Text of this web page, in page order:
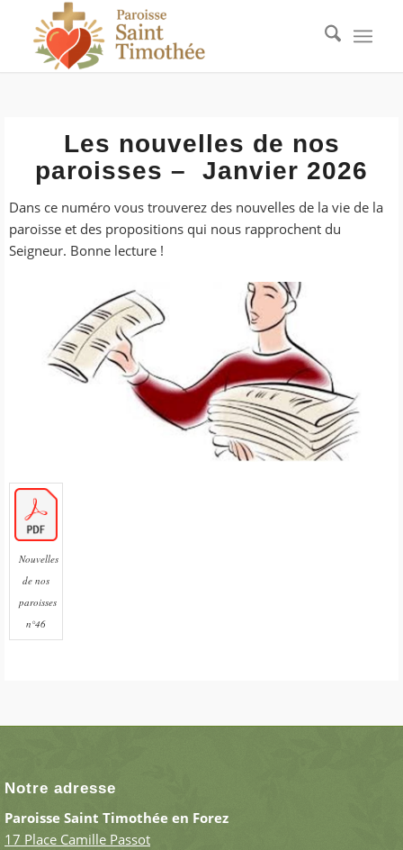
Les nouvelles de nos
paroisses – Janvier 2026
Dans ce numéro vous trouverez des nouvelles de la vie de la
paroisse et des propositions qui nous rapprochent du
Seigneur. Bonne lecture !
Nouvelles
de nos
paroisses
n°46
Notre adresse
Paroisse Saint Timothée en Forez
17 Place Camille Passot